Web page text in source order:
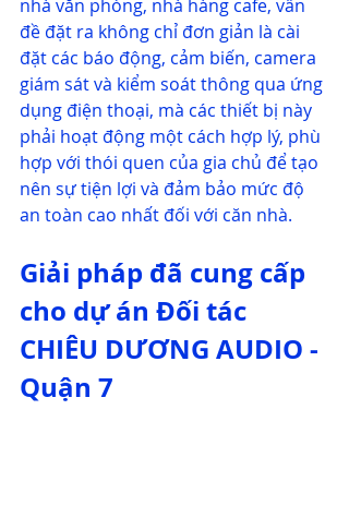
nhà văn phòng, nhà hàng cafe, vấn
đề đặt ra không chỉ đơn giản là cài
đặt các báo động, cảm biến, camera
giám sát và kiểm soát thông qua ứng
dụng điện thoại, mà các thiết bị này
phải hoạt động một cách hợp lý, phù
hợp với thói quen của gia chủ để tạo
nên sự tiện lợi và đảm bảo mức độ
an toàn cao nhất đối với căn nhà.
Giải pháp đã cung cấp
cho dự án Đối tác
CHIÊU DƯƠNG AUDIO -
Quận 7